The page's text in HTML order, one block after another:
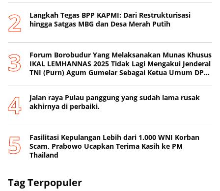
Langkah Tegas BPP KAPMI: Dari Restrukturisasi
hingga Satgas MBG dan Desa Merah Putih
Forum Borobudur Yang Melaksanakan Munas Khusus
IKAL LEMHANNAS 2025 Tidak Lagi Mengakui Jenderal
TNI (Purn) Agum Gumelar Sebagai Ketua Umum DPP
Jalan raya Pulau panggung yang sudah lama rusak
akhirnya di perbaiki.
Fasilitasi Kepulangan Lebih dari 1.000 WNI Korban
Scam, Prabowo Ucapkan Terima Kasih ke PM
Thailand
Tag Terpopuler